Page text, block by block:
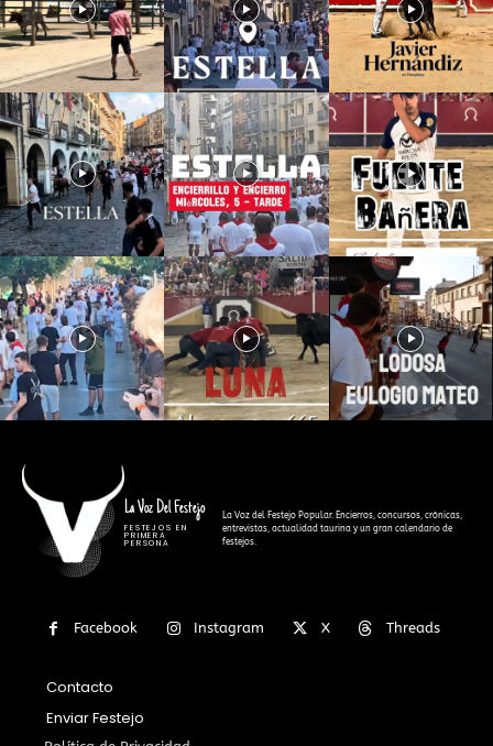
La Voz Del Festejo
FESTEJOS EN
PRIMERA
PERSONA
La Voz del Festejo Popular. Encierros, concursos, crónicas,
entrevistas, actualidad taurina y un gran calendario de
festejos.
Facebook Instagram X Threads
Contacto
Enviar Festejo